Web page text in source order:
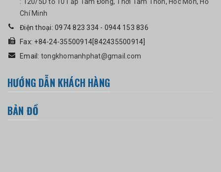
Chí Minh
Điện thoại: 0974 823 334 - 0944 153 836
Fax: +84-24-35500914[842435500914]
Email: tongkhomanhphat@gmail.com
HƯỚNG DẪN KHÁCH HÀNG
BẢN ĐỒ